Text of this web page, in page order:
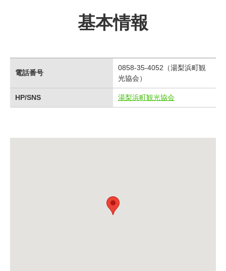
基本情報
電話番号
0858-35-4052（湯梨浜町観
光協会）
HP/SNS 湯梨浜町観光協会